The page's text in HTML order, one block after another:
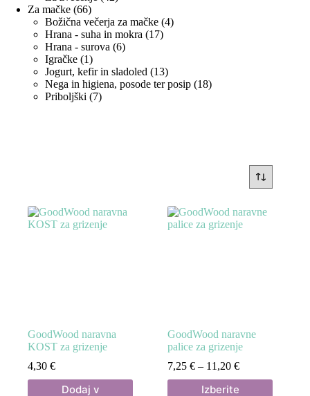
GoodWood naravna
KOST za grizenje
4,30 €
Dodaj v
GoodWood naravne
palice za grizenje
7,25€ – 11,20€Cenovni
razpon:
Izberite
Ta
Za mačke 6666
izdelkov
Božična večerja za mačke 44
Hrana - suha in mokra 1717
Hrana - surova 66
Igračke 11
izdelek
Jogurt, kefir in sladoled 1313
izdelkov
Nega in higiena, posode ter posip 1818
Priboljški 77